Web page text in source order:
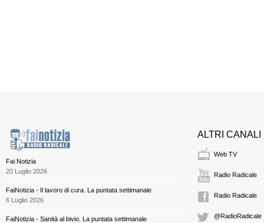
Fai Notizia
20 Luglio 2026
FaiNotizia - Il lavoro di cura. La puntata settimanale
6 Luglio 2026
FaiNotizia - Sanità al bivio. La puntata settimanale
ALTRI CANALI
Web TV
Radio Radicale
Radio Radicale
@RadioRadicale